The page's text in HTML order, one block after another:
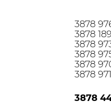
3878
3878
3878
3878
3878
3878
3878